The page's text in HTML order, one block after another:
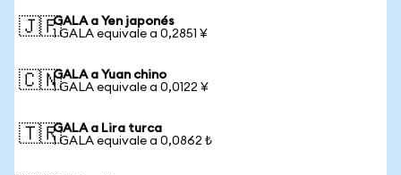
🇯🇵GALA a Yen japonés
1 GALA equivale a 0,2851 ¥
🇨🇳GALA a Yuan chino
1 GALA equivale a 0,0122 ¥
🇹🇷GALA a Lira turca
1 GALA equivale a 0,0862 ₺